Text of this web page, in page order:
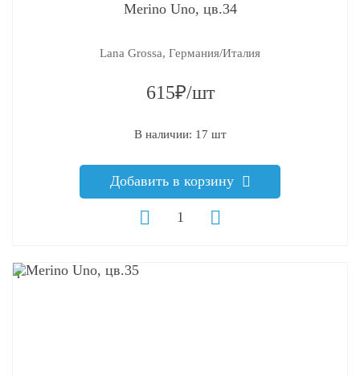
Merino Uno, цв.34
Lana Grossa, Германия/Италия
615₽/шт
В наличии: 17 шт
Добавить в корзину
q